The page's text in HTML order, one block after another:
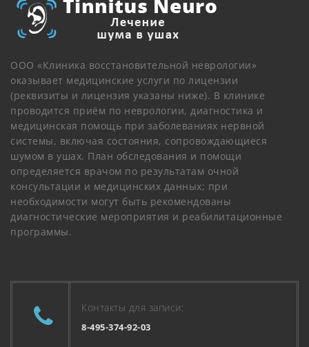
ООО «Клиника восстановительной неврологии»
оказывает медицинские услуги по лицензии
(реквизиты и лицензия указаны ниже). В клинике
проводится приём по неврологии, диагностика и
медицинская помощь при заболеваниях нервной
системы, включая состояния, сопровождающиеся
шумом в ушах. План обследования и помощи
определяется врачом по результатам очной
консультации и медицинских данных; при
необходимости могут быть рекомендованы
диагностические мероприятия и реабилитационные
программы.
Контакты для записи:
8-495-374-92-03